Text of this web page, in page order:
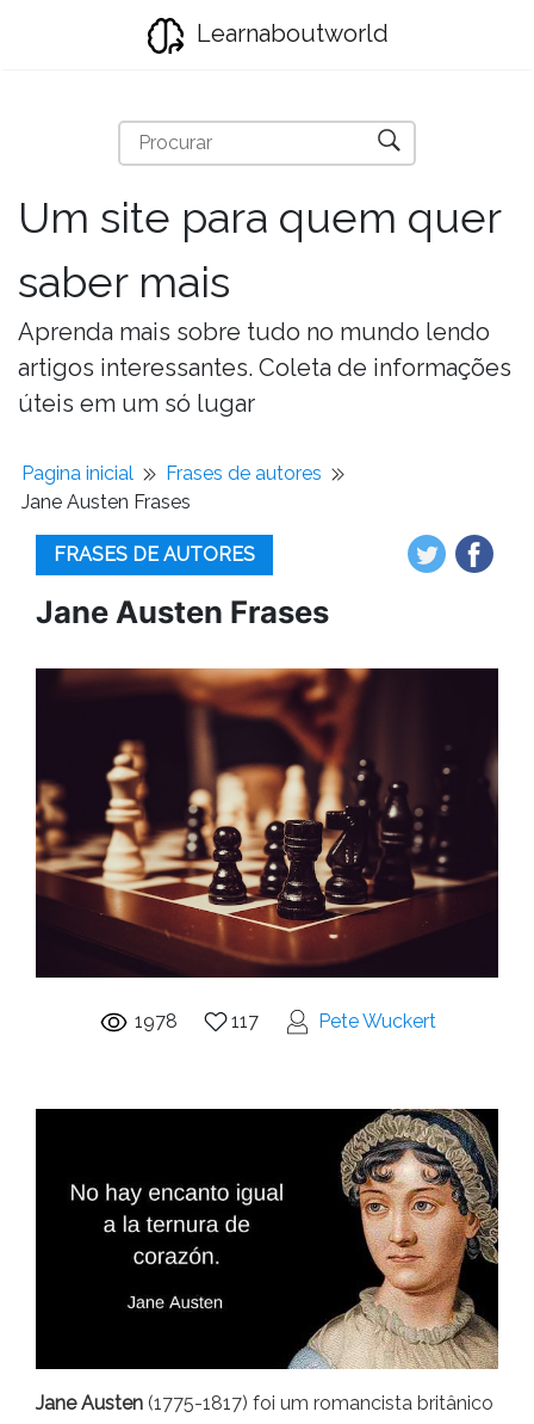
Learnaboutworld
Um site para quem quer
saber mais
Aprenda mais sobre tudo no mundo lendo
artigos interessantes. Coleta de informações
úteis em um só lugar
Pagina inicial
Frases de autores
Jane Austen Frases
FRASES DE AUTORES
Jane Austen Frases
1978 117 Pete Wuckert
Jane Austen (1775-1817) foi um romancista britânico